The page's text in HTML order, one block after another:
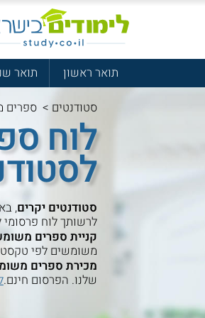
תואר ראשון תואר
סטודנטים > ספרים
לוח
סטודנטים יקרים,
לרשותך לוח
קניית ספרים
משומשים לפי
מכירת ספרים
שלנו. הפרסום חינם.